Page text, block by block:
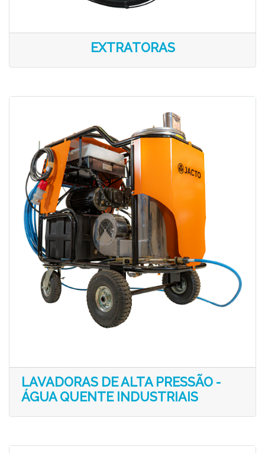
EXTRATORAS
LAVADORAS DE ALTA PRESSÃO -
ÁGUA QUENTE INDUSTRIAIS